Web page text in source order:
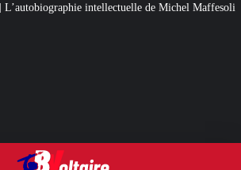
Maffesoli Pour regagner son influence en